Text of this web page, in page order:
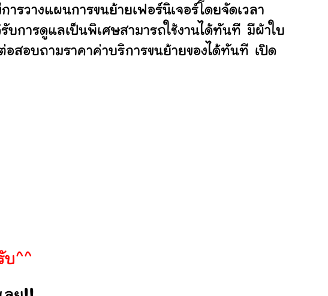
รวางแผนการขนย้ายเฟอร์นิเจอร์โดยจัดเวลา
บการดูแลเป็นพิเศษสามารถใช้งานได้ทันที มีผ้าใบ
อบถามราคาค่าบริการขนย้ายของได้ทันที เปิด
บ^^